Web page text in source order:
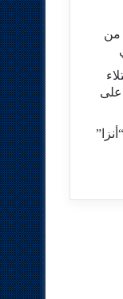
من
على